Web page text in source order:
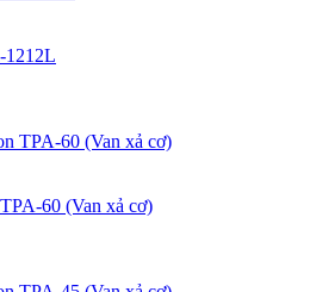
1212L
60 (Van xả cơ)